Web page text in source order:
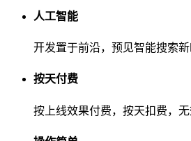
人工智能
开发置于前沿，预见智能搜索
按天付费
按上线效果付费，按天扣费，无